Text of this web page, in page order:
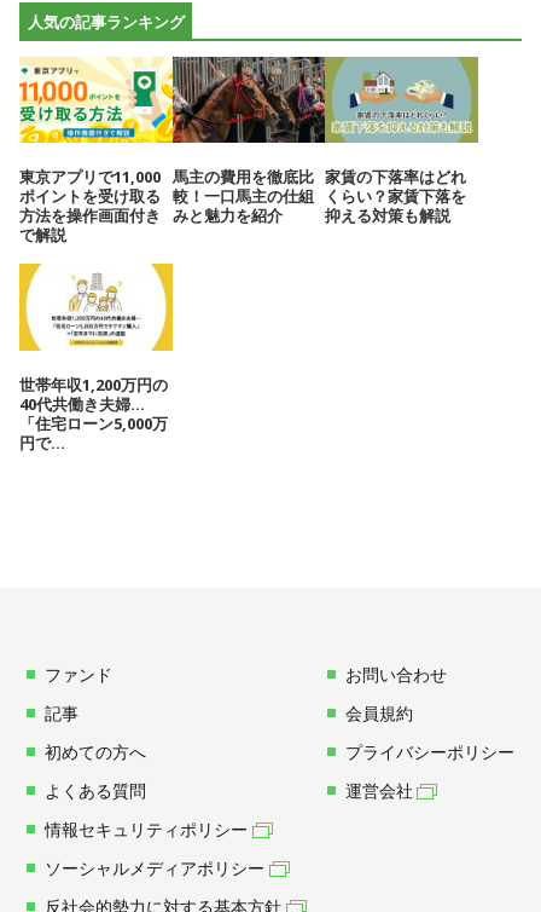
人気の記事ランキング
東京アプリで11,000
ポイントを受け取る
方法を操作画面付き
で解説
馬主の費用を徹底比
較！一口馬主の仕組
みと魅力を紹介
家賃の下落率はどれ
くらい？家賃下落を
抑える対策も解説
世帯年収1,200万円の
40代共働き夫婦…
「住宅ローン5,000万
円で...
ファンド
記事
初めての方へ
よくある質問
お問い合わせ
会員規約
プライバシーポリシー
運営会社
情報セキュリティポリシー
ソーシャルメディアポリシー
反社会的勢力に対する基本方針